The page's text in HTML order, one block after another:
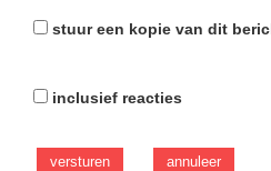
stuur een kopie van dit
inclusief reacties
versturen